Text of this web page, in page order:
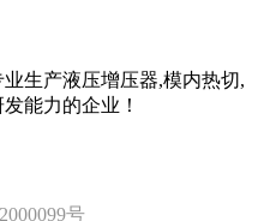
生产液压增压器,模内热切,
能力的企业！
号